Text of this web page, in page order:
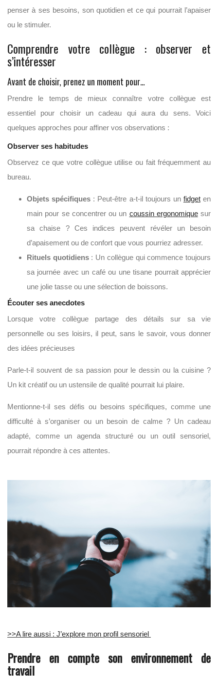
penser à ses besoins, son quotidien et ce qui pourrait l’apaiser
ou le stimuler.
Comprendre votre collègue : observer et
s’intéresser
Avant de choisir, prenez un moment pour…
Prendre le temps de mieux connaître votre collègue est
essentiel pour choisir un cadeau qui aura du sens. Voici
quelques approches pour affiner vos observations :
Observer ses habitudes
Observez ce que votre collègue utilise ou fait fréquemment au
bureau.
Objets spécifiques : Peut-être a-t-il toujours un fidgeten
main pour se concentrer ou un coussin ergonomiquesur
sa chaise ? Ces indices peuvent révéler un besoin
d’apaisement ou de confort que vous pourriez adresser.
Rituels quotidiens: Un collègue qui commence toujours
sa journée avec un café ou une tisane pourrait apprécier
une jolie tasse ou une sélection de boissons.
Écouter ses anecdotes
Lorsque votre collègue partage des détails sur sa vie
personnelle ou ses loisirs, il peut, sans le savoir, vous donner
des idées précieuses
Parle-t-il souvent de sa passion pour le dessin ou la cuisine ?
Un kit créatif ou un ustensile de qualité pourrait lui plaire.
Mentionne-t-il ses défis ou besoins spécifiques, comme une
difficulté à s’organiser ou un besoin de calme ? Un cadeau
adapté, comme un agenda structuré ou un outil sensoriel,
pourrait répondre à ces attentes.
>>A lire aussi : J’explore mon profil sensoriel
Prendre en compte son environnement de
travail